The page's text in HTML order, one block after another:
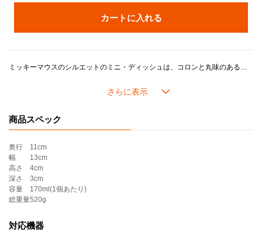
カートに入れる
ミッキーマウスのシルエットのミニ・ディッシュは、コロンと丸味のある可愛らしいフォルムが印象的。深さがあり、左右の耳と顔の間に仕切りがあるので、別々のお料理や食材を入れることも可能です。
ナッツやチョコレートなどスイーツ皿として使うのはもちろん、例えば顔の部分にヨーグルト、左右の耳にそれぞれ違うフルーツやジャムを入れたり、グラノーラと牛乳を入れて少量のシリアルボールとして使うなど工夫次第で幅広い用途にお使いいただけます。深さがあり、おかゆやスープ、すりおろしなど水分が多めの離乳食メニューにも使いやすく、出産やお食い初めのお祝いにも喜ばれます。
※本製品はウォルト・ディズニー・ジャパン株式会社とル・クルーゼジャポン株式会社との契約により、ル・クルーゼが製造したものです。
商品スペック
奥行
11cm
幅
13cm
高さ
4cm
深さ
3cm
容量
170ml(1個あたり)
総重量520g
対応機器